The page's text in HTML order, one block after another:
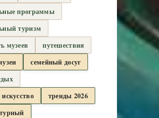
программы
туризм
музеев
путешествия
семейный досуг
тренды 2026